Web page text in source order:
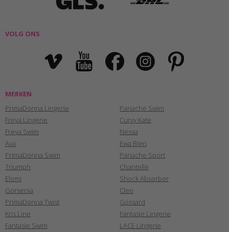
VOLG ONS
MERKEN
PrimaDonna Lingerie
Freya Lingerie
Freya Swim
Ava
PrimaDonna Swim
Triumph
Elomi
Gorsenia
PrimaDonna Twist
Kris Line
Fantasie Swim
Panache Swim
Curvy Kate
Nessa
Ewa Bien
Panache Sport
Chantelle
Shock Absorber
Cleo
Gossard
Fantasie Lingerie
LACE Lingerie